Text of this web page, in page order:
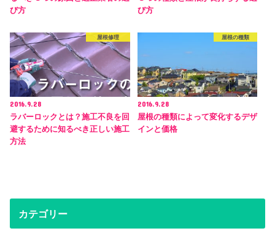
び方
び方
屋根修理
2016.9.28
ラバーロックとは？施工不良を回
避するために知るべき正しい施工
方法
屋根の種類
2016.9.28
屋根の種類によって変化するデザ
インと価格
カテゴリー